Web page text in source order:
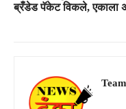
ब्रँडेड पॅकेट विकले, एकाला